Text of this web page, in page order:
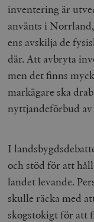
inventering är
använts i
ens avskilja de
där. Att avbryta
men det finns
markägare ska
nyttjandeförbud av
I
och stöd för att
landet levande.
skulle räcka med
skogstokigt för att